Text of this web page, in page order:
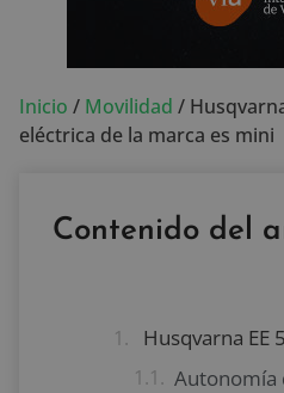
Inicio / Movilidad /
eléctrica de la marca es mini
Contenido del